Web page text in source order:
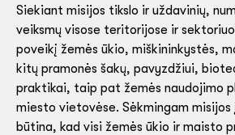
Siekiant misijos tikslo ir uždavinių,
veiksmų visose teritorijose ir
poveikį žemės ūkio, miškininkystės,
kitų pramonės šakų, pavyzdžiui,
praktikai, taip pat žemės naudojimo
miesto vietovėse. Sėkmingam misijos
būtina, kad visi žemės ūkio ir maisto